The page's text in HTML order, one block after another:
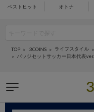
ベストヒット オトナ
TOP 3COINS ライフスタイル
バッジセットサッカー日本代表ver.